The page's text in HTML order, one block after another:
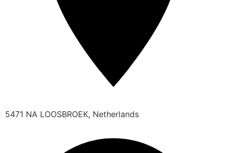
5471 NA LOOSBROEK, Netherlands